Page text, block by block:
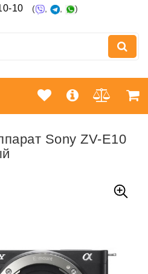
10 ( , , )
Sony ZV-E10